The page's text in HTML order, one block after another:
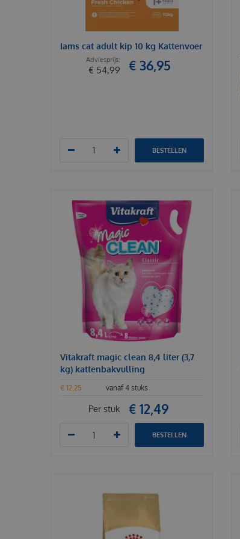
Iams cat adult kip 10 kg Kattenvoer
€ 54,99 € 36,95
BESTELLEN
Vitakraft magic clean 8,4 liter (3,7
kg) kattenbakvulling
vanaf 4 stuks
€ 12 25
€ 12,49
Per stuk
BESTELLEN